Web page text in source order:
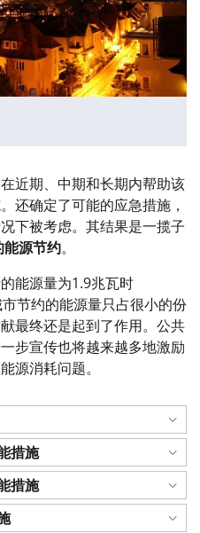
近期、中期和长期内帮助该
还确定了可能的应急措施，
下被考虑。其结果是一揽子
源节约。
能源量为1.9兆瓦时
节约的能源量只占很小的份
最终还是起到了作用。公共
步宣传也将越来越多地激励
源消耗问题。
措施
措施